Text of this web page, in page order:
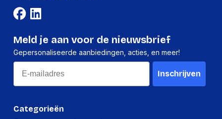
Categorieën
Meld je aan voor de nieuwsbrief
Gepersonaliseerde aanbiedingen, acties, en meer!
Email
Inschrijven